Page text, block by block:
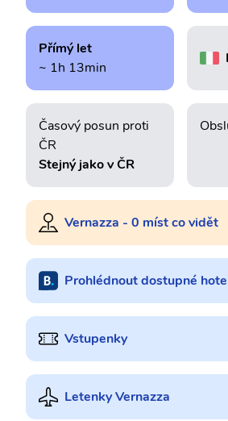
Přímý let
~ 1h 13min
Časový posun proti
ČR
Stejný jako v ČR
Vernazza - 0 míst co vidět
Prohlédnout dostupné
Vstupenky
Letenky Vernazza